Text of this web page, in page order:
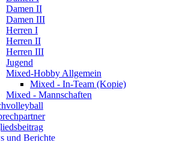
Damen II
Damen III
Herren I
Herren II
Herren III
Jugend
Mixed-Hobby Allgemein
Mixed - In-Team (Kopie)
Mixed - Mannschaften
und Berichte